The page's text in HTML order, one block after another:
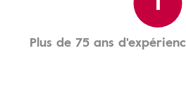
Plus de 75 ans